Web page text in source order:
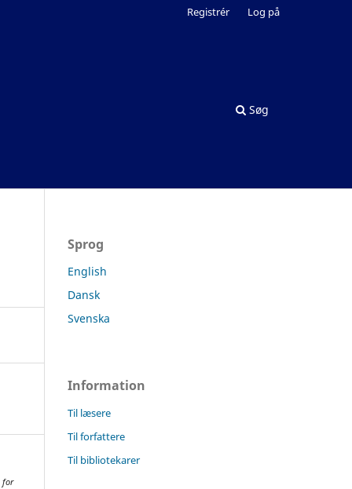
Søg
Registrér Log på
for
Sprog
English
Dansk
Svenska
Information
Til læsere
Til forfattere
Til bibliotekarer